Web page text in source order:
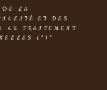
LA
ET DES
AU TRAITEMENT
(*)*